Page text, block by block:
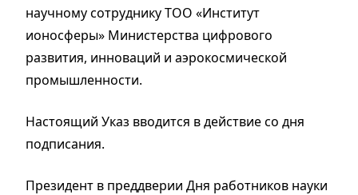
научному сотруднику ТОО «Институт
ионосферы» Министерства цифрового
развития, инноваций и аэрокосмической
промышленности.
Настоящий Указ вводится в действие со дня
подписания.
Президент в преддверии Дня работников науки